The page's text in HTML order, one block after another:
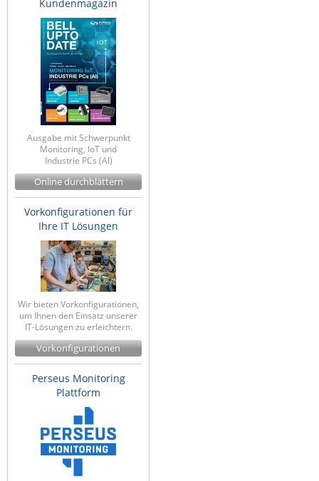
IEC Lock
Kerlink
Kramer Electronics
KVM TEC
Legrand
LigoWave
Milesight
Moxa
Netio
Panorama Antennas
PatchSee
Power Kingdom
Poynting
Riello UPS
Server Technology
SIRIO Antenne
Sunbird
Tactical Software
Kundenmagazin
Ausgabe mit Schwerpunkt
Monitoring, IoT und
Industrie PCs (AI)
Online durchblättern
Vorkonfigurationen für
Ihre IT Lösungen
Wir bieten Vorkonfigurationen,
um Ihnen den Einsatz unserer
IT-Lösungen zu erleichtern.
Vorkonfigurationen
Perseus Monitoring
Plattform